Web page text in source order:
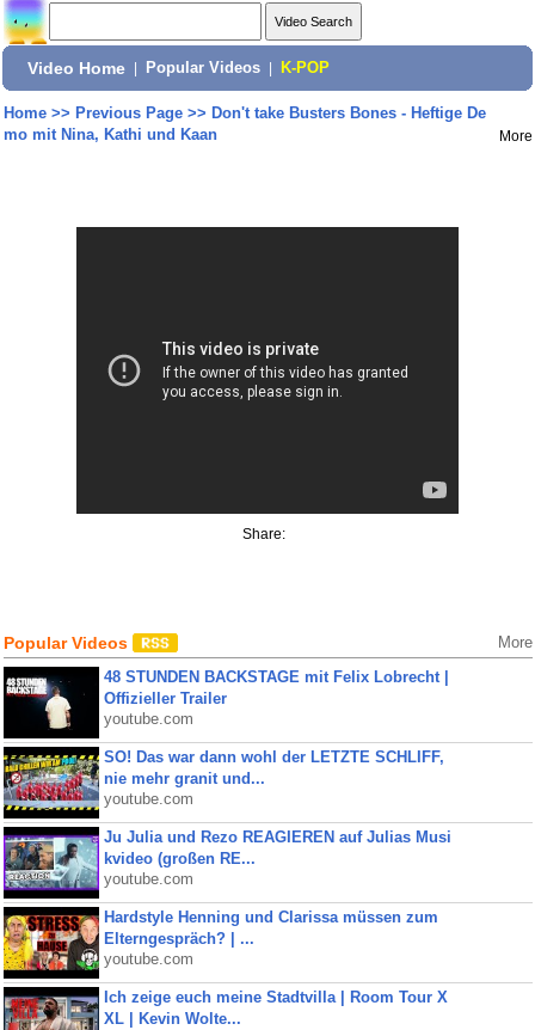
Video Home Popular Videos K-POP
Home>> Previous Page>> Don't take Busters Bones - Heftige De
mo mit Nina, Kathi und Kaan
More
Share:
Popular Videos More
48 STUNDEN BACKSTAGE mit Felix Lobrecht |
Offizieller Trailer
youtube.com
SO! Das war dann wohl der LETZTE SCHLIFF,
nie mehr granit und...
youtube.com
Ju Julia und Rezo REAGIEREN auf Julias Musi
kvideo (großen RE...
youtube.com
Hardstyle Henning und Clarissa müssen zum
Elterngespräch? | ...
youtube.com
Ich zeige euch meine Stadtvilla | Room Tour X
XL | Kevin Wolte...